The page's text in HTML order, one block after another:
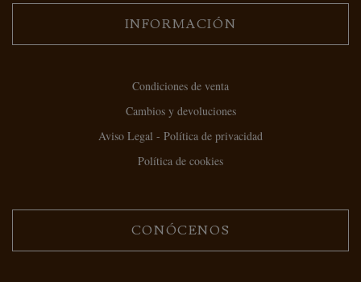
INFORMACIÓN
Condiciones de venta
Cambios y devoluciones
Aviso Legal - Política de privacidad
Política de cookies
CONÓCENOS